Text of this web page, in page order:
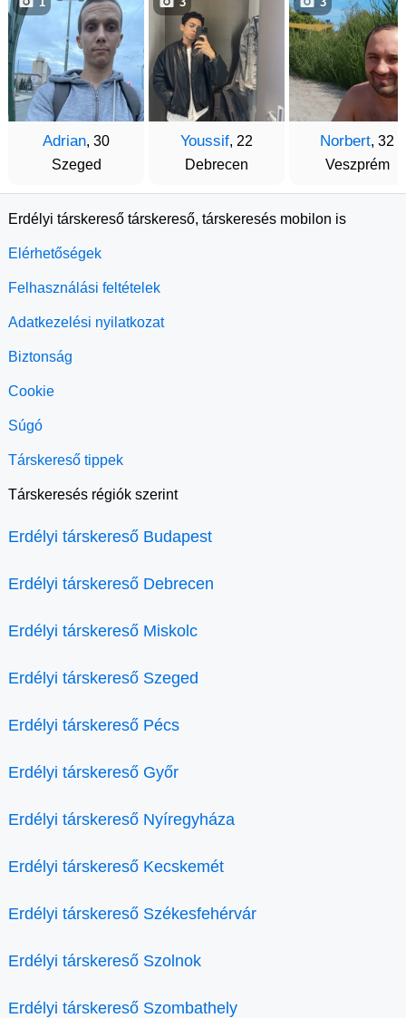
Adrian, 30
Szeged
Youssif, 22
Debrecen
Norbert, 32
Veszprém
Erdélyi társkereső társkereső, társkeresés mobilon is
Elérhetőségek
Felhasználási feltételek
Adatkezelési nyilatkozat
Biztonság
Cookie
Súgó
Társkereső tippek
Társkeresés régiók szerint
Erdélyi társkereső Budapest
Erdélyi társkereső Debrecen
Erdélyi társkereső Miskolc
Erdélyi társkereső Szeged
Erdélyi társkereső Pécs
Erdélyi társkereső Győr
Erdélyi társkereső Nyíregyháza
Erdélyi társkereső Kecskemét
Erdélyi társkereső Székesfehérvár
Erdélyi társkereső Szolnok
Erdélyi társkereső Szombathely